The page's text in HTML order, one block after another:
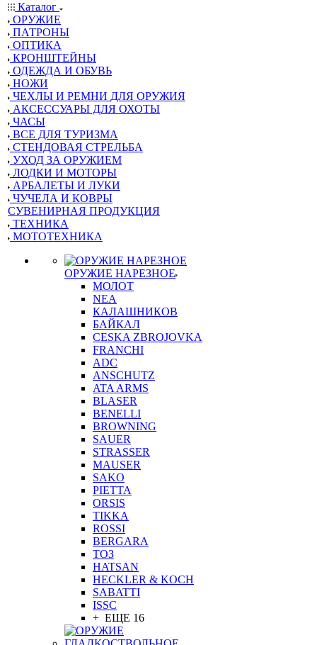
Каталог
ОРУЖИЕ
ПАТРОНЫ
ОПТИКА
КРОНШТЕЙНЫ
ОДЕЖДА И ОБУВЬ
НОЖИ
ЧЕХЛЫ И РЕМНИ ДЛЯ ОРУЖИЯ
АКСЕССУАРЫ ДЛЯ ОХОТЫ
ЧАСЫ
ВСЕ ДЛЯ ТУРИЗМА
СТЕНДОВАЯ СТРЕЛЬБА
УХОД ЗА ОРУЖИЕМ
ЛОДКИ И МОТОРЫ
АРБАЛЕТЫ И ЛУКИ
ЧУЧЕЛА И КОВРЫ
СУВЕНИРНАЯ ПРОДУКЦИЯ
ТЕХНИКА
МОТОТЕХНИКА
ОРУЖИЕ НАРЕЗНОЕ
МОЛОТ
NEA
КАЛАШНИКОВ
БАЙКАЛ
CESKA ZBROJOVKA
FRANCHI
ADC
ANSCHUTZ
ATA ARMS
BLASER
BENELLI
BROWNING
SAUER
STRASSER
MAUSER
SAKO
PIETTA
ORSIS
TIKKA
ROSSI
BERGARA
ТОЗ
HATSAN
HECKLER & KOCH
SABATTI
ISSC
+ ЕЩЕ 16